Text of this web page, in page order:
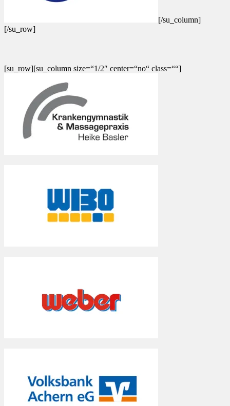
[/su_column]
[/su_row]
[su_row][su_column size=“1/2″ center=“no“ class=““]